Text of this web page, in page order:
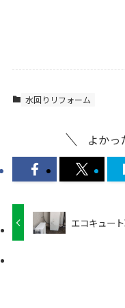
水回りリフォーム
よかっ
エコキュー